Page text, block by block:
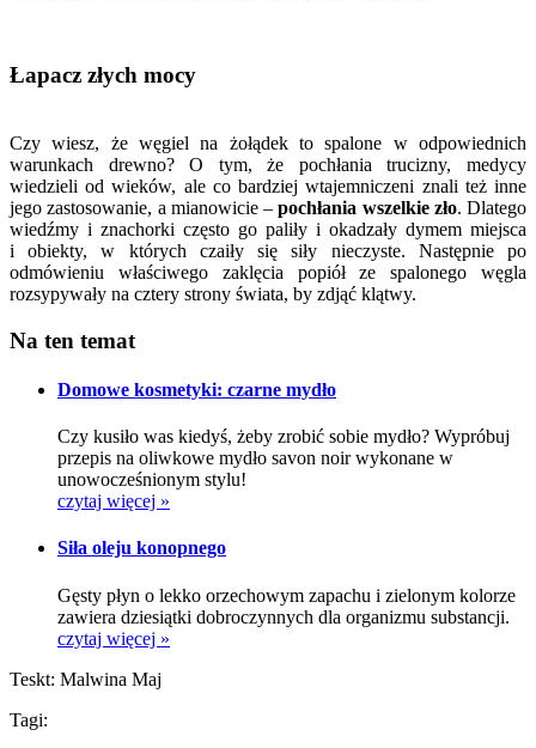
Łapacz złych mocy
Czy wiesz, że węgiel na żołądek to spalone w odpowiednich
warunkach drewno? O tym, że pochłania trucizny, medycy
wiedzieli od wieków, ale co bardziej wtajemniczeni znali też inne
jego zastosowanie, a mianowicie – pochłania wszelkie zło. Dlatego
wiedźmy i znachorki często go paliły i okadzały dymem miejsca
i obiekty, w których czaiły się siły nieczyste. Następnie po
odmówieniu właściwego zaklęcia popiół ze spalonego węgla
rozsypywały na cztery strony świata, by zdjąć klątwy.
Na ten temat
Domowe kosmetyki: czarne mydło
Czy kusiło was kiedyś, żeby zrobić sobie mydło? Wypróbuj
przepis na oliwkowe mydło savon noir wykonane w
unowocześnionym stylu!
czytaj więcej »
Siła oleju konopnego
Gęsty płyn o lekko orzechowym zapachu i zielonym kolorze
zawiera dziesiątki dobroczynnych dla organizmu substancji.
czytaj więcej »
Teskt: Malwina Maj
Tagi: